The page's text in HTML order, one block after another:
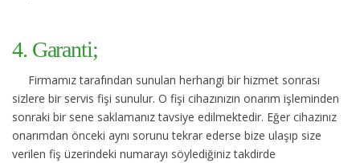
4. Garanti;
Firmamız tarafından sunulan herhangi bir hizmet sonrası
sizlere bir servis fişi sunulur. O fişi cihazınızın onarım işleminden
sonraki bir sene saklamanız tavsiye edilmektedir. Eğer cihazınız
onarımdan önceki aynı sorunu tekrar ederse bize ulaşıp size
verilen fiş üzerindeki numarayı söylediğiniz takdirde